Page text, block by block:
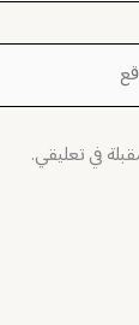
في تعليقي.